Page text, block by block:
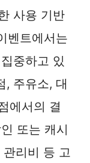
사용 기반
벤트에서는
중하고 있
, 주유소, 대
에서의 결
또는 캐시
리비 등 고